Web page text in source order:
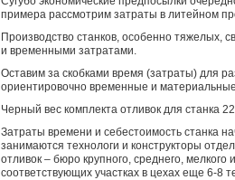
примера рассмотрим затраты в литейном
Производство станков, особенно тяжелых,
и временными затратами.
Оставим за скобками время (затраты) для
ориентировочно временные и
Черный вес комплекта отливок для станка
Затраты времени и себестоимость станка
занимаются технологи и конструкторы
отливок – бюро крупного, среднего,
соответствующих участках в цехах еще 6-8